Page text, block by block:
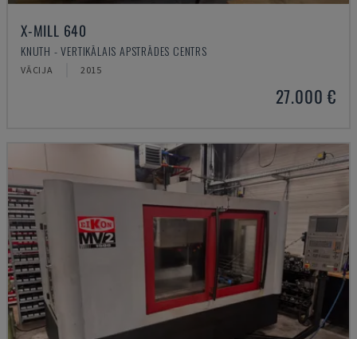
X-MILL 640
KNUTH - VERTIKĀLAIS APSTRĀDES CENTRS
VĀCIJA 2015
27.000 €